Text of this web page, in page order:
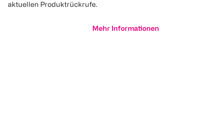
aktuellen Produktrückrufe.
Mehr Informationen